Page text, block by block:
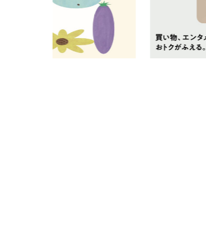
TAX FREE
PARCOメンバーズ